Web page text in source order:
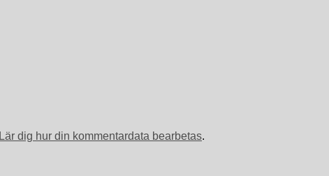
Lär dig hur din kommentardata bearbetas.